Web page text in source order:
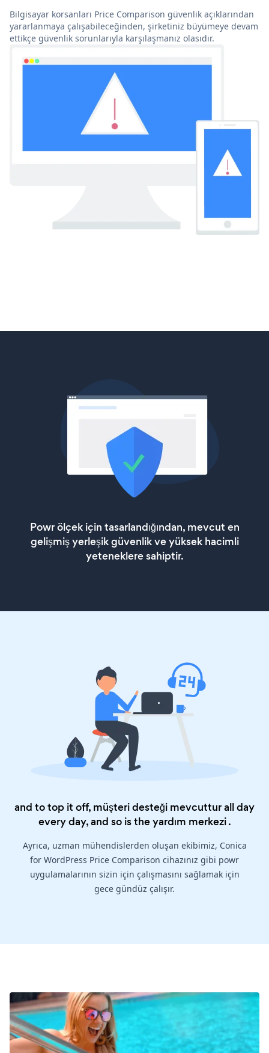
Bilgisayar korsanları Price Comparison güvenlik açıklarından
yararlanmaya çalışabileceğinden, şirketiniz büyümeye devam
ettikçe güvenlik sorunlarıyla karşılaşmanız olasıdır.
Powr ölçek için tasarlandığından, mevcut en
gelişmiş yerleşik güvenlik ve yüksek hacimli
yeteneklere sahiptir.
and to top it off, müşteri desteği mevcuttur all day
every day, and so is theyardım merkezi.
Ayrıca, uzman mühendislerden oluşan ekibimiz, Conica
for WordPress Price Comparison cihazınız gibi powr
uygulamalarının sizin için çalışmasını sağlamak için
gece gündüz çalışır.